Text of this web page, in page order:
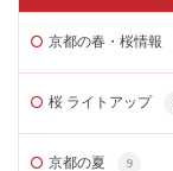
京都の春・桜情報
桜 ライトアップ
京都の夏 9